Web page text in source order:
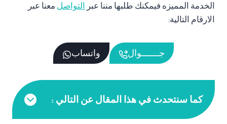
الخدمة المميزه فيمكنك طلبها مننا عبر
التواصل معنا عبر
الارقام التالية:
جـــــــوال واتساب
كما سنتحدث في هذا المقال عن التالي :